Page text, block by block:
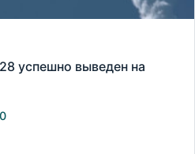
успешно выведен на
0